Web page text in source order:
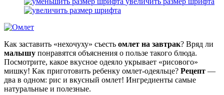
Как заставить «нехочуху» съесть омлет на завтрак? Вряд ли
малышу понравятся объяснения о пользе такого блюда.
Посмотрите, какое вкусное одеяло укрывает «рисового»
мишку! Как приготовить ребенку омлет-одеяльце? Рецепт —
два в одном: рис и вкусный омлет! Ингредиенты самые
натуральные и полезные.